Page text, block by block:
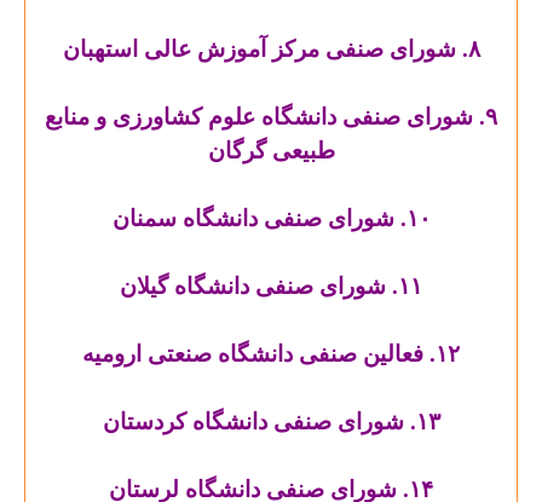
۸. شورای صنفی مرکز آموزش عالی استهبان
۹. شورای صنفی دانشگاه علوم کشاورزی و منابع
طبیعی گرگان
۱۰. شورای صنفی دانشگاه سمنان
۱۱. شورای صنفی دانشگاه گیلان
۱۲. فعالین صنفی دانشگاه صنعتی ارومیه
۱۳. شورای صنفی دانشگاه کردستان
۱۴. شورای صنفی دانشگاه لرستان